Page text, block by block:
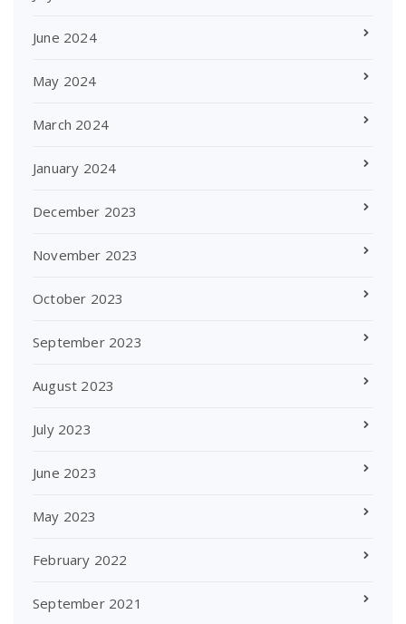
June 2024
May 2024
March 2024
January 2024
December 2023
November 2023
October 2023
September 2023
August 2023
July 2023
June 2023
May 2023
February 2022
September 2021